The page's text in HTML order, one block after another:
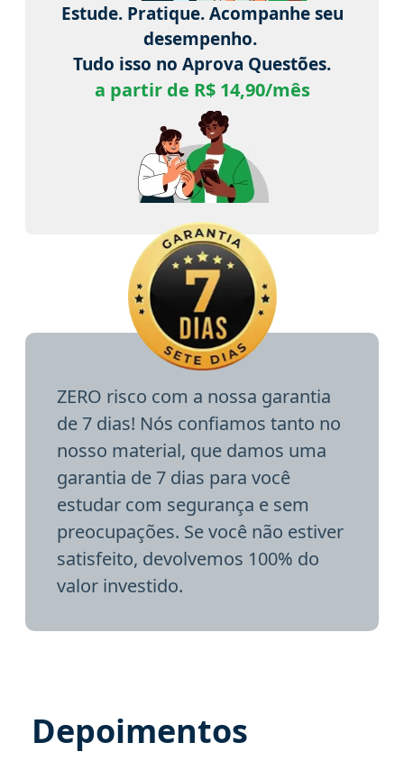
Estude. Pratique. Acompanhe seu
desempenho.
Tudo isso no Aprova Questões.
a partir de R$ 14,90/mês
ZERO risco com a nossa garantia
de 7 dias! Nós confiamos tanto no
nosso material, que damos uma
garantia de 7 dias para você
estudar com segurança e sem
preocupações. Se você não estiver
satisfeito, devolvemos 100% do
valor investido.
Depoimentos